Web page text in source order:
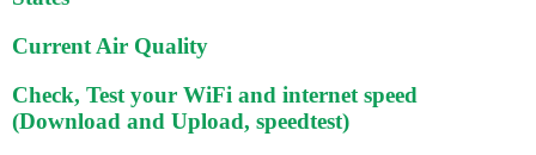
Current Air Quality
Check, Test your WiFi and internet speed
(Download and Upload, speedtest)